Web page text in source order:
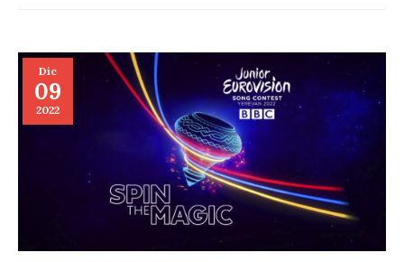
Dic
09
2022